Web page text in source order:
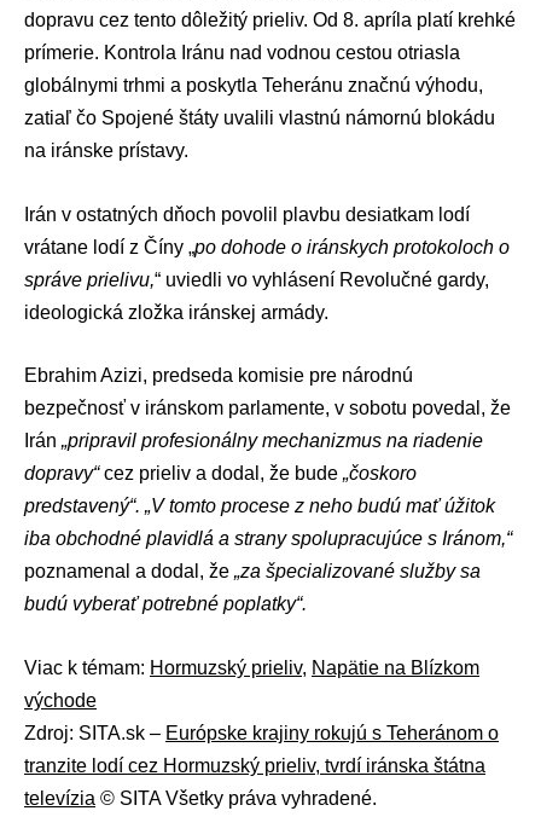
dopravu cez tento dôležitý prieliv. Od 8. apríla platí krehké
prímerie. Kontrola Iránu nad vodnou cestou otriasla
globálnymi trhmi a poskytla Teheránu značnú výhodu,
zatiaľ čo Spojené štáty uvalili vlastnú námornú blokádu
na iránske prístavy.
Irán v ostatných dňoch povolil plavbu desiatkam lodí
vrátane lodí z Číny „po dohode o iránskych protokoloch o
správe prielivu,“ uviedli vo vyhlásení Revolučné gardy,
ideologická zložka iránskej armády.
Ebrahim Azizi, predseda komisie pre národnú
bezpečnosť v iránskom parlamente, v sobotu povedal, že
Irán „pripravil profesionálny mechanizmus na riadenie
dopravy“cez prieliv a dodal, že bude „čoskoro
predstavený“. „V tomto procese z neho budú mať úžitok
iba obchodné plavidlá a strany spolupracujúce s Iránom,“
poznamenal a dodal, že „za špecializované služby sa
budú vyberať potrebné poplatky“.
Viac k témam: Hormuzský prieliv, Napätie na Blízkom
východe
Zdroj: SITA.sk – Európske krajiny rokujú s Teheránom o
tranzite lodí cez Hormuzský prieliv, tvrdí iránska štátna
televízia © SITA Všetky práva vyhradené.